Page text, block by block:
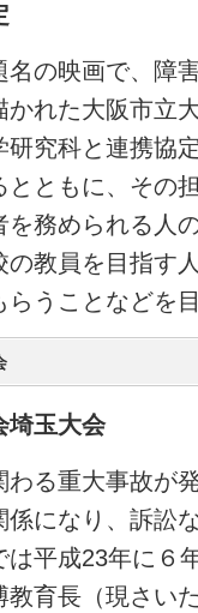
の映画で、障
れた大阪市立
研究科と連携協
ともに、その
務められる人
教員を目指す
うことなどを
埼玉大会
る重大事故が
係になり、訴訟
平成23年に６
育長（現さい